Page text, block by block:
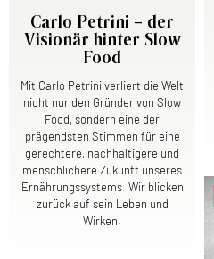
Carlo Petrini – der
Visionär hinter Slow
Food
Mit Carlo Petrini verliert die Welt
nicht nur den Gründer von Slow
Food, sondern eine der
prägendsten Stimmen für eine
gerechtere, nachhaltigere und
menschlichere Zukunft unseres
Ernährungssystems. Wir blicken
zurück auf sein Leben und
Wirken.